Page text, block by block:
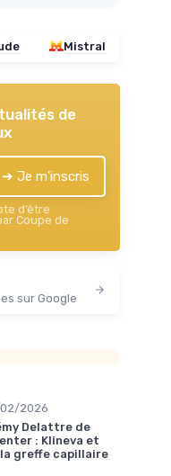
Mistral
de
➔ Je m'inscris
d’être
Coupe de
sur Google
2026
Delattre de
: Klineva et
greffe capillaire